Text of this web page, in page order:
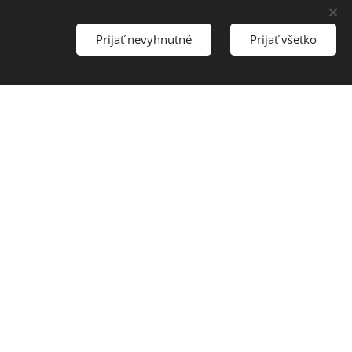
2. a 3.
orchestrami
Prijať nevyhnutné Prijať všetko